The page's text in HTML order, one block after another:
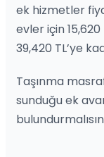
ek hizmetler
evler için
39,420 TL’ye
Taşınma
sunduğu ek